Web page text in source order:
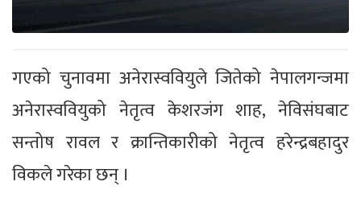
गएको चुनावमा अनेरास्ववियुले जितेको नेपालगन्जमा
अनेरास्ववियुको नेतृत्व केशरजंग शाह, नेविसंघबाट
सन्तोष रावल र क्रान्तिकारीको नेतृत्व हरेन्द्रबहादुर
विकले गरेका छन् ।